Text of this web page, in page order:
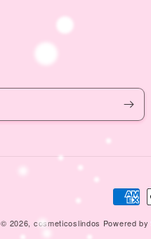
© 2026, cosmeticoslindos Powered by